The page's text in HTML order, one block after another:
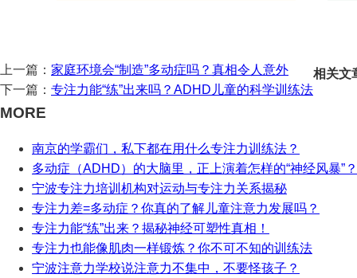
上一篇： 家庭环境会“制造”多动症吗？真相令人意外
下一篇： 专注力能“练”出来吗？ADHD儿童的科学训练法
相关文
MORE
南京的学霸们，私下都在用什么专注力训练法？
多动症（ADHD）的大脑里，正上演着怎样的“神经风暴”？
宁波专注力培训机构对运动与专注力关系揭秘
专注力差=多动症？你真的了解儿童注意力发展吗？
专注力能“练”出来？揭秘神经可塑性真相！
专注力也能像肌肉一样锻炼？你不可不知的训练法
宁波注意力学校说注意力不集中，不要怪孩子？